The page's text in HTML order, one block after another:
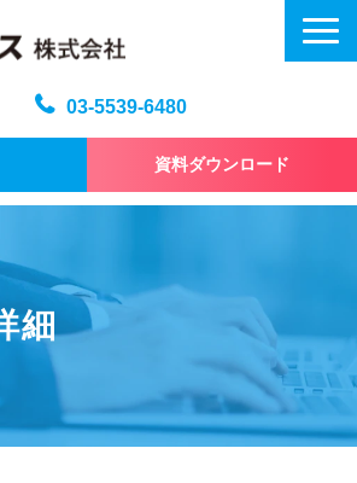
03-5539-6480
資料ダウンロード
機能・仕様
プラン・料金
よくある質問
お問い合わせ
細